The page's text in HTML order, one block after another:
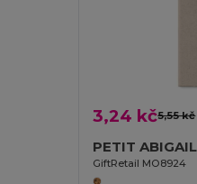
3,24 kč5,55 kč
PETIT
GiftRetail MO8924